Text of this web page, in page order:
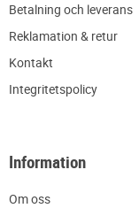
Betalning och leverans
Reklamation & retur
Kontakt
Integritetspolicy
Information
Om oss